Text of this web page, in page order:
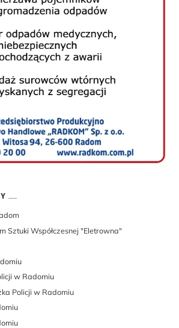
Sztuki Współczesnej "Eletrowna"
w Radomiu
Policji w Radomiu